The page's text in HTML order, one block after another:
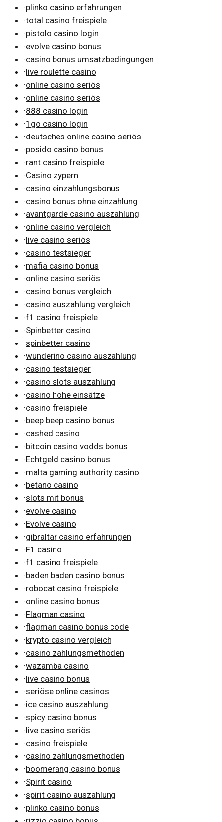
·plinko casino erfahrungen
·total casino freispiele
·pistolo casino login
·evolve casino bonus
·casino bonus umsatzbedingungen
·live roulette casino
·online casino seriös
·online casino seriös
·888 casino login
·1go casino login
·deutsches online casino seriös
·posido casino bonus
·rant casino freispiele
·Casino zypern
·casino einzahlungsbonus
·casino bonus ohne einzahlung
·avantgarde casino auszahlung
·online casino vergleich
·live casino seriös
·casino testsieger
·mafia casino bonus
·online casino seriös
·casino bonus vergleich
·casino auszahlung vergleich
·f1 casino freispiele
·Spinbetter casino
·spinbetter casino
·wunderino casino auszahlung
·casino testsieger
·casino slots auszahlung
·casino hohe einsätze
·casino freispiele
·beep beep casino bonus
·cashed casino
·bitcoin casino vodds bonus
·Echtgeld casino bonus
·malta gaming authority casino
·betano casino
·slots mit bonus
·evolve casino
·Evolve casino
·gibraltar casino erfahrungen
·F1 casino
·f1 casino freispiele
·baden baden casino bonus
·robocat casino freispiele
·online casino bonus
·Flagman casino
·flagman casino bonus code
·krypto casino vergleich
·casino zahlungsmethoden
·wazamba casino
·live casino bonus
·seriöse online casinos
·ice casino auszahlung
·spicy casino bonus
·live casino seriös
·casino freispiele
·casino zahlungsmethoden
·boomerang casino bonus
·Spirit casino
·spirit casino auszahlung
·plinko casino bonus